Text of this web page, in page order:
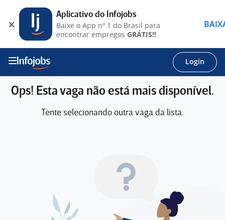
Login
Ops! Esta vaga não está mais disponível.
Tente selecionando outra vaga da lista.
Aplicativo do Infojobs
Baixe o App nº 1 do Brasil para
encontrar empregos GRÁTIS!!